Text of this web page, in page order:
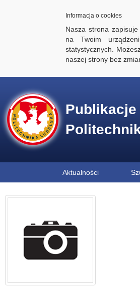
Informacja o cookies
Nasza strona
na Twoim
statystycznych.
naszej strony bez
Aktualności